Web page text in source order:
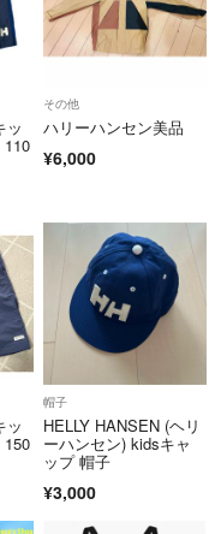
ッ
110
その他
ハリーハンセン美品
¥6,000
ッ
帽子
HELLY HANSEN (ヘリ
ーハンセン) kidsキャ
ップ 帽子
¥3,000